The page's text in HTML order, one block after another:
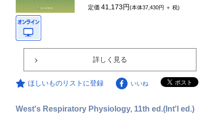
定価41,173円(本体37,430円 ＋ 税)
詳しく見る
ほしいものリストに登録 いいね
West's Respiratory Physiology, 11th ed.(Int'l ed.)